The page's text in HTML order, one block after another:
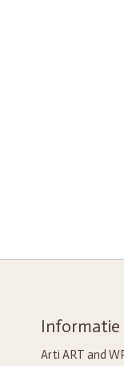
Informatie
Arti ART and